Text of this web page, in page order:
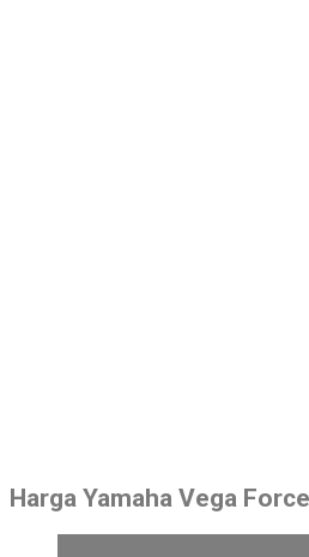
Harga Yamaha Vega